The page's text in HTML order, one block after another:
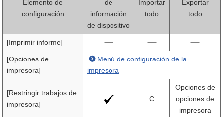
Elemento de
configuración
de
información
de dispositivo
Importar
todo
Exportar
todo
[Imprimir informe]
[Opciones de
impresora]
Menú de configuración de la
impresora
[Restringir trabajos de
impresora]
C
Opciones de
opciones de
impresora